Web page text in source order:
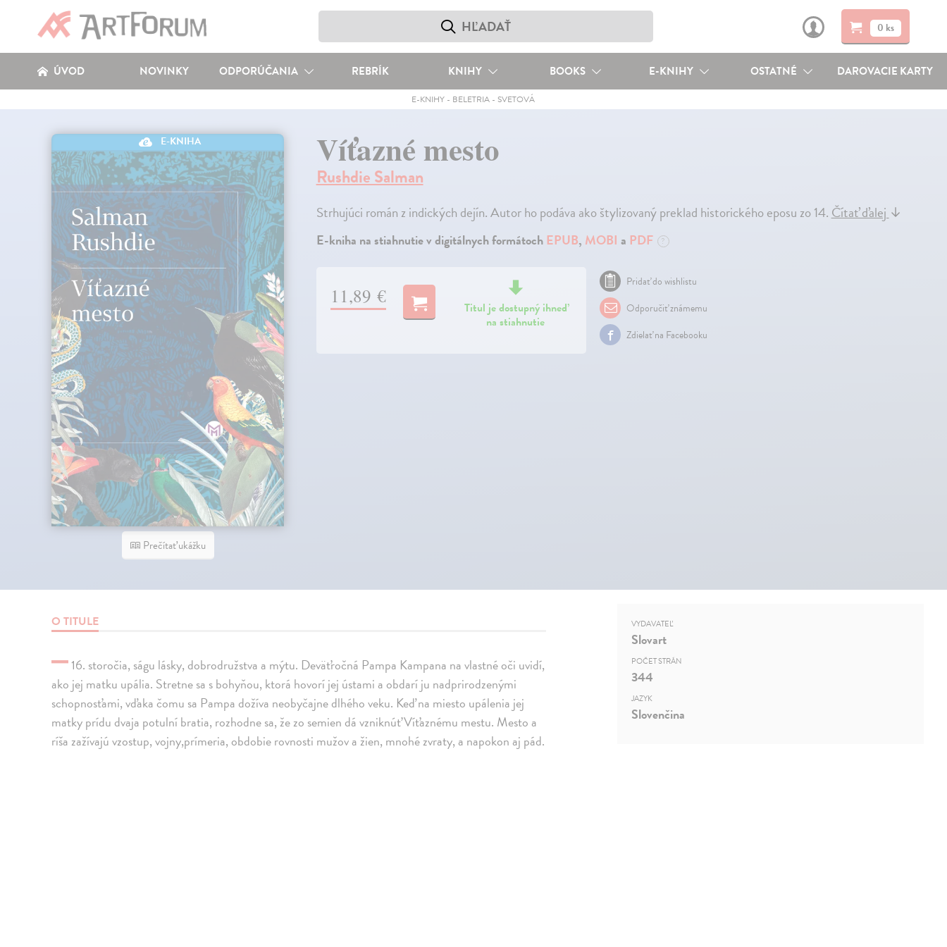
0 ks
ÚVOD NOVINKY ODPORÚČANIA REBRÍK KNIHY BOOKS E-KNIHY OSTATNÉ DAROVACIE KARTY
E-KNIHY - BELETRIA - SVETOVÁ
E-KNIHA
Prečítať ukážku
Víťazné mesto
Rushdie Salman
Strhujúci román z indických dejín. Autor ho podáva ako štylizovaný preklad historického eposu zo 14.Čítať ďalej↓
E-kniha na stiahnutie v digitálnych formátochEPUB, MOBI a PDF ?
11,89 €
Titul je dostupný ihneď
na stiahnutie
Pridať do wishlistu
Odporučiť známemu
Zdielať na Facebooku
O TITULE
–16. storočia, ságu lásky, dobrodružstva a mýtu. Deväťročná Pampa Kampana na vlastné oči uvidí,
ako jej matku upália. Stretne sa s bohyňou, ktorá hovorí jej ústami a obdarí ju nadprirodzenými
schopnosťami, vďaka čomu sa Pampa dožíva neobyčajne dlhého veku. Keď na miesto upálenia jej
matky prídu dvaja potulní bratia, rozhodne sa, že zo semien dá vzniknúť Víťaznému mestu. Mesto a
ríša zažívajú vzostup, vojny,prímeria, obdobie rovnosti mužov a žien, mnohé zvraty, a napokon aj pád.
VYDAVATEĽ
Slovart
POČET STRÁN
344
JAZYK
Slovenčina